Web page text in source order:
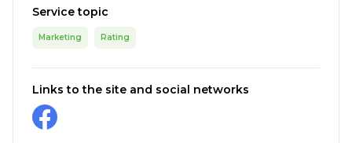
Service topic
Marketing Rating
Links to the site and social networks